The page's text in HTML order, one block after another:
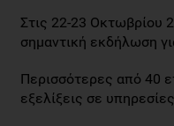
Στις 22-23 Οκτωβρίου
σημαντική εκδήλωση
Περισσότερες από 40
εξελίξεις σε